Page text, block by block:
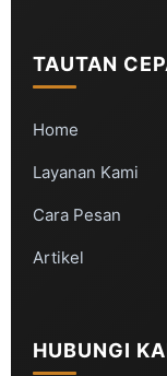
TAUTAN
Home
Layanan Kami
Cara Pesan
Artikel
HUBUNGI